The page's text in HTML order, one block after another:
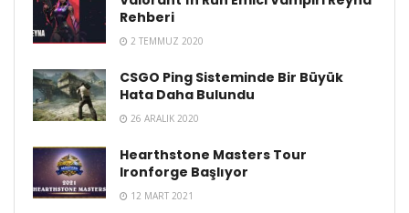
Rehberi
2 TEMMUZ 2020
CSGO Ping Sisteminde Bir Büyük
Hata Daha Bulundu
26 ARALIK 2020
Hearthstone Masters Tour
Ironforge Başlıyor
12 MART 2021